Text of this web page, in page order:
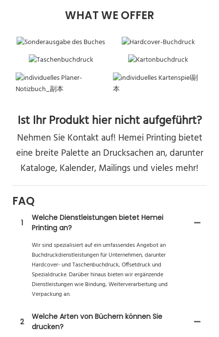
WHAT WE OFFER
Ist Ihr Produkt hier nicht aufgeführt?
Nehmen Sie Kontakt auf! Hemei Printing bietet
eine breite Palette an Drucksachen an, darunter
Kataloge, Kalender, Mailings und vieles mehr!
FAQ
1
Welche Dienstleistungen bietet Hemei
Printing an?
Wir sind spezialisiert auf ein umfassendes Angebot an
Buchdruckdienstleistungen für Unternehmen, darunter
Hardcover- und Taschenbuchdruck, Offsetdruck und
Spezialdrucke. Darüber hinaus bieten wir ergänzende
Dienstleistungen wie Bindung, Weiterverarbeitung und
Verpackung an.
2
Welche Arten von Büchern können Sie
drucken?